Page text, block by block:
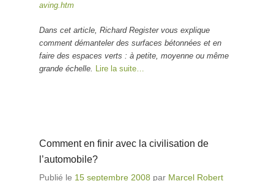
aving.htm
Dans cet article, Richard Register vous explique
comment démanteler des surfaces bétonnées et en
faire des espaces verts : à petite, moyenne ou même
grande échelle. Lire la suite…
Comment en finir avec la civilisation de
l’automobile?
Publié le 15 septembre 2008 par Marcel Robert